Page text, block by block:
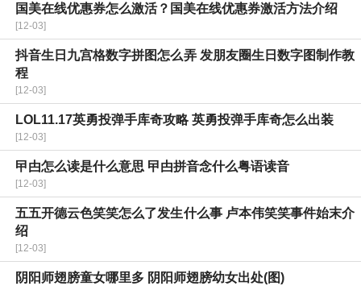
国美在线优惠券怎么激活？国美在线优惠券激活方法介绍
[12-03]
抖音生日九宫格数字拼图怎么弄 发朋友圈生日数字图制作教
程
[12-03]
LOL11.17英勇投弹手库奇攻略 英勇投弹手库奇怎么出装
[12-03]
曱甴怎么读是什么意思 曱甴拼音念什么粤语读音
[12-03]
五五开德云色笑笑怎么了发生什么事 卢本伟笑笑事件始末介
绍
[12-03]
阴阳师翅膀童女哪里多 阴阳师翅膀幼女出处(图)